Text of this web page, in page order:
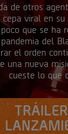
de otros
viral en su
que se ha
del
el orden
una nueva
cueste lo que